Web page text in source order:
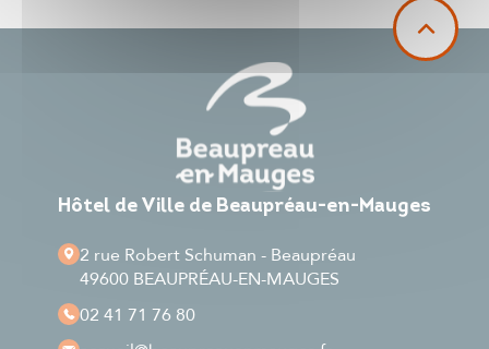
Hôtel de Ville de Beaupréau-en-Mauges
2 rue Robert Schuman - Beaupréau
49600 BEAUPRÉAU-EN-MAUGES
02 41 71 76 80